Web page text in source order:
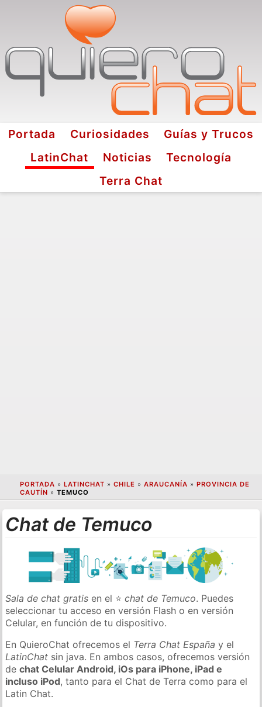
Portada Curiosidades
Guías y Trucos
LatinChat
Noticias
Tecnología
Terra Chat
PORTADA » LATINCHAT » CHILE » ARAUCANÍA » PROVINCIA DE
CAUTÍN » TEMUCO
Chat de Temuco
Sala de chat gratis en el ⭐chat de Temuco. Puedes
seleccionar tu acceso en versión Flash o en versión
Celular, en función de tu dispositivo.
En QuieroChat ofrecemos el Terra Chat España y el
LatinChat sin java. En ambos casos, ofrecemos versión
dechat Celular Android, iOs para iPhone, iPad e
incluso iPod, tanto para el Chat de Terra como para el
Latin Chat.